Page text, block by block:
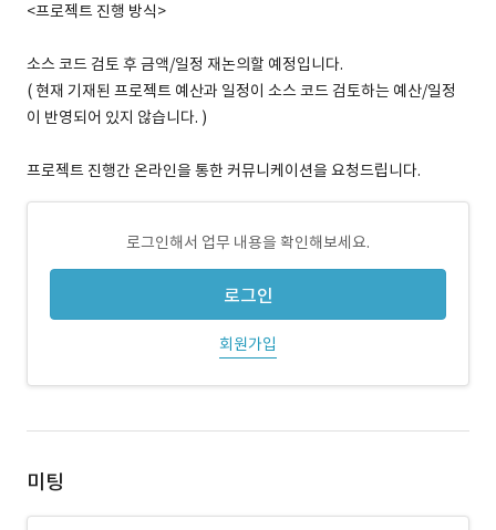
<프로젝트 진행 방식>
소스 코드 검토 후 금액/일정 재논의할 예정입니다.
( 현재 기재된 프로젝트 예산과 일정이 소스 코드 검토하는 예산/일정
이 반영되어 있지 않습니다. )
프로젝트 진행간 온라인을 통한 커뮤니케이션을 요청드립니다.
로그인해서 업무 내용을 확인해보세요.
로그인
회원가입
미팅